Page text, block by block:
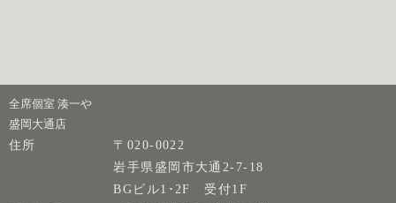
全席個室 湊一や
盛岡大通店
住所
〒020-0022
岩手県盛岡市大通2-7-18
BGビル1･2F 受付1F